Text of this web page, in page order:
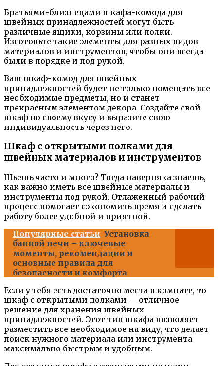
Братьями-близнецами шкафа-комода для
швейных принадлежностей могут быть
различные ящики, корзины или полки.
Изготовьте такие элементы для разных видов
материалов и инструментов, чтобы они всегда
были в порядке и под рукой.
Ваш шкаф-комод для швейных
принадлежностей будет не только помещать все
необходимые предметы, но и станет
прекрасным элементом декора. Создайте свой
шкаф по своему вкусу и выразите свою
индивидуальность через него.
Шкаф с открытыми полками для
швейных материалов и инструментов
Шьешь часто и много? Тогда наверняка знаешь,
как важно иметь все швейные материалы и
инструменты под рукой. Отлаженный рабочий
процесс помогает сэкономить время и сделать
работу более удобной и приятной.
Популярные статьи Установка
банной печи – ключевые
моменты, рекомендации и
основные правила для
безопасности и комфорта
Если у тебя есть достаточно места в комнате, то
шкаф с открытыми полками — отличное
решение для хранения швейных
принадлежностей. Этот тип шкафа позволяет
разместить все необходимое на виду, что делает
поиск нужного материала или инструмента
максимально быстрым и удобным.